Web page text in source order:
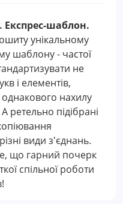
Експрес-шаблон.
унікальному
шаблону - частої
не
і елементів,
нахилу
ретельно підібрані
види з'єднань.
що гарний почерк
спільної роботи